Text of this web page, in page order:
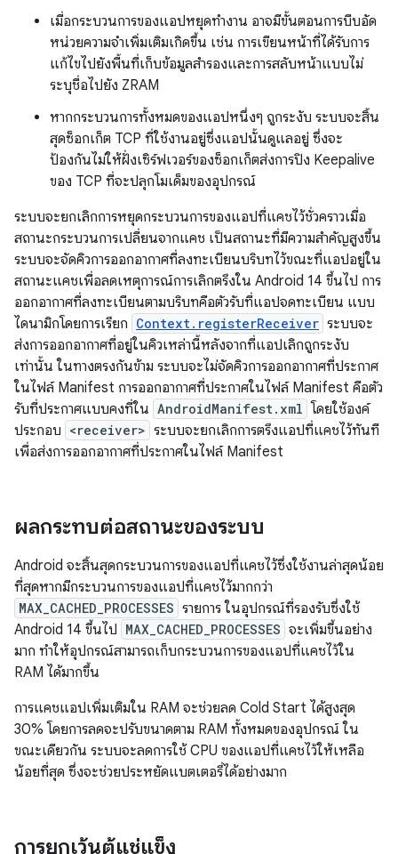
เมื่อกระบวนการของแอปหยุดทำงาน อาจมีขั้นตอนการบีบอัด
หน่วยความจำเพิ่มเติมเกิดขึ้น เช่น การเขียนหน้าที่ได้รับการ
แก้ไขไปยังพื้นที่เก็บข้อมูลสำรองและการสลับหน้าแบบไม่
ระบุชื่อไปยัง ZRAM
หากกระบวนการทั้งหมดของแอปหนึ่งๆ ถูกระงับ ระบบจะสิ้น
สุดซ็อกเก็ต TCP ที่ใช้งานอยู่ซึ่งแอปนั้นดูแลอยู่ ซึ่งจะ
ป้องกันไม่ให้ฝั่งเซิร์ฟเวอร์ของซ็อกเก็ตส่งการปิง Keepalive
ของ TCP ที่จะปลุกโมเด็มของอุปกรณ์
ระบบจะยกเลิกการหยุดกระบวนการของแอปที่แคชไว้ชั่วคราวเมื่อ
สถานะกระบวนการเปลี่ยนจากแคช เป็นสถานะที่มีความสำคัญสูงขึ้น
ระบบจะจัดคิวการออกอากาศที่ลงทะเบียนบริบทไว้ขณะที่แอปอยู่ใน
สถานะแคชเพื่อลดเหตุการณ์การเลิกตรึงใน Android 14 ขึ้นไป การ
ออกอากาศที่ลงทะเบียนตามบริบทคือตัวรับที่แอปจดทะเบียน แบบ
ไดนามิกโดยการเรียก Context.registerReceiver ระบบจะ
ส่งการออกอากาศที่อยู่ในคิวเหล่านี้หลังจากที่แอปเลิกถูกระงับ
เท่านั้น ในทางตรงกันข้าม ระบบจะไม่จัดคิวการออกอากาศที่ประกาศ
ในไฟล์ Manifest การออกอากาศที่ประกาศในไฟล์ Manifest คือตัว
รับที่ประกาศแบบคงที่ใน AndroidManifest.xml โดยใช้องค์
ประกอบ <receiver> ระบบจะยกเลิกการตรึงแอปที่แคชไว้ทันที
เพื่อส่งการออกอากาศที่ประกาศในไฟล์ Manifest
ผลกระทบต่อสถานะของระบบ
Android จะสิ้นสุดกระบวนการของแอปที่แคชไว้ซึ่งใช้งานล่าสุดน้อย
ที่สุดหากมีกระบวนการของแอปที่แคชไว้มากกว่า
MAX_CACHED_PROCESSES รายการ ในอุปกรณ์ที่รองรับซึ่งใช้
Android 14 ขึ้นไป MAX_CACHED_PROCESSES จะเพิ่มขึ้นอย่าง
มาก ทำให้อุปกรณ์สามารถเก็บกระบวนการของแอปที่แคชไว้ใน
RAM ได้มากขึ้น
การแคชแอปเพิ่มเติมใน RAM จะช่วยลด Cold Start ได้สูงสุด
30% โดยการลดจะปรับขนาดตาม RAM ทั้งหมดของอุปกรณ์ ใน
ขณะเดียวกัน ระบบจะลดการใช้ CPU ของแอปที่แคชไว้ให้เหลือ
น้อยที่สุด ซึ่งจะช่วยประหยัดแบตเตอรี่ได้อย่างมาก
การยกเว้นตู้แช่แข็ง